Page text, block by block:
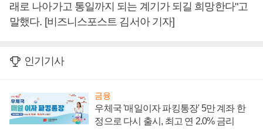
래로 나아가고 통일까지 되는 계기가 되길 희망한다"고
말했다. [비즈니스포스트 김서아 기자]
인기기사
금융
우체국 '매일이자 파킹통장' 5만 계좌 한
정으로 다시 출시, 최고 연 2.0% 금리